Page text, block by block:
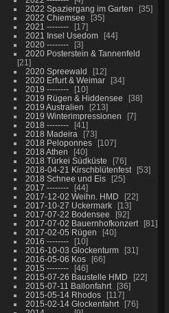
2022 Spaziergang im Garten
35
2022 Chiemsee
35
2021 --------
17
2021 Insel Usedom
44
2020 --------
3
2020 Posterstein & Tannenfeld
21
2020 Spreewald
12
2020 Erfurt & Weimar
34
2019 --------
10
2019 Rügen & Hiddensee
38
2019 Australien
213
2019 Winterimpressionen
7
2018 --------
41
2018 Madeira
73
2018 Peloponnes
107
2018 Athen
40
2018 Türkei Südküste
76
2018-04-21 Kirschblütenfest
53
2018 Schnee und Eis
25
2017 --------
44
2017-12-02 Weihn. HMD
22
2017-10-27 Uckermark
13
2017-07-22 Bodensee
92
2017-07-02 Bauernhofkonzert
81
2017-02-05 Rügen
40
2016 --------
10
2016-10-03 Glockenturm
31
2016-05-06 Kos
66
2015 --------
46
2015-07-26 Baustelle HMD
22
2015-07-11 Ballonfahrt
36
2015-05-14 Rhodos
117
2015-02-14 Glockenfahrt
76